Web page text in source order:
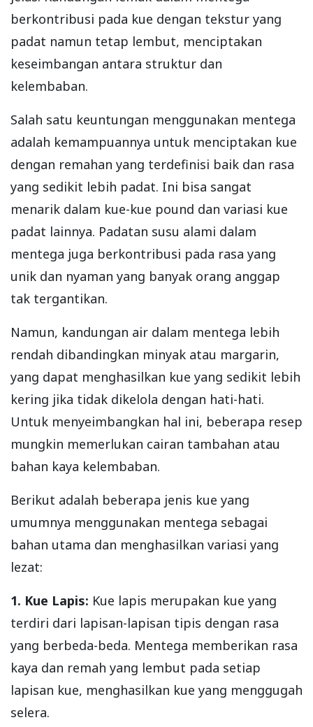
berkontribusi pada kue dengan tekstur yang
padat namun tetap lembut, menciptakan
keseimbangan antara struktur dan
kelembaban.
Salah satu keuntungan menggunakan mentega
adalah kemampuannya untuk menciptakan kue
dengan remahan yang terdefinisi baik dan rasa
yang sedikit lebih padat. Ini bisa sangat
menarik dalam kue-kue pound dan variasi kue
padat lainnya. Padatan susu alami dalam
mentega juga berkontribusi pada rasa yang
unik dan nyaman yang banyak orang anggap
tak tergantikan.
Namun, kandungan air dalam mentega lebih
rendah dibandingkan minyak atau margarin,
yang dapat menghasilkan kue yang sedikit lebih
kering jika tidak dikelola dengan hati-hati.
Untuk menyeimbangkan hal ini, beberapa resep
mungkin memerlukan cairan tambahan atau
bahan kaya kelembaban.
Berikut adalah beberapa jenis kue yang
umumnya menggunakan mentega sebagai
bahan utama dan menghasilkan variasi yang
lezat:
1. Kue Lapis: Kue lapis merupakan kue yang
terdiri dari lapisan-lapisan tipis dengan rasa
yang berbeda-beda. Mentega memberikan rasa
kaya dan remah yang lembut pada setiap
lapisan kue, menghasilkan kue yang menggugah
selera.